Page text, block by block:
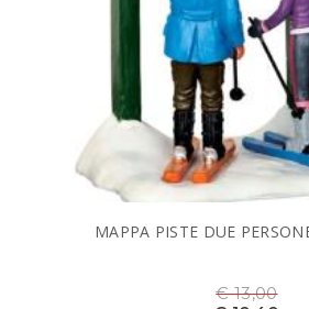
MAPPA PISTE DUE
€ 13,00